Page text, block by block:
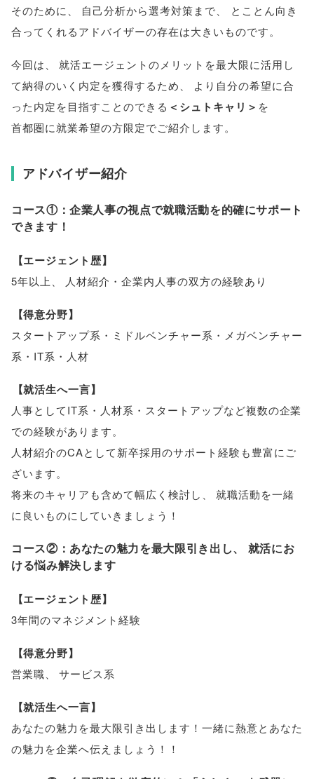
そのために 自己分析から選考対策まで
とことん向き
合ってくれるアドバイザーの存在は大きいものです。
今回は
就活エージェントのメリットを最大限に活用し
て納得のいく内定を獲得するため
より自分の希望に合
った内定を目指すことのできる ＜シュトキャリ＞ を
首都圏に就業希望の方限定でご紹介します。
アドバイザー紹介
コース①：企業人事の視点で就職活動を的確にサポート
できます！
【エージェント歴】
5年以上 人材紹介・企業内人事の双方の経験あり
【得意分野】
スタートアップ系・ミドルベンチャー系・メガベンチャー
系・IT系・人材
【就活生へ一言】
人事としてIT系・人材系・スタートアップなど複数の企業
での経験があります。
人材紹介のCAとして新卒採用のサポート経験も豊富にご
ざいます。
将来のキャリアも含めて幅広く検討し
就職活動を一緒
に良いものにしていきましょう！
コース②：あなたの魅力を最大限引き出し、
就活にお
ける悩み解決します
【エージェント歴】
3年間のマネジメント経験
【得意分野】
営業職、 サービス系
【就活生へ一言】
あなたの魅力を最大限引き出します！一緒に熱意とあなた
の魅力を企業へ伝えましょう！！